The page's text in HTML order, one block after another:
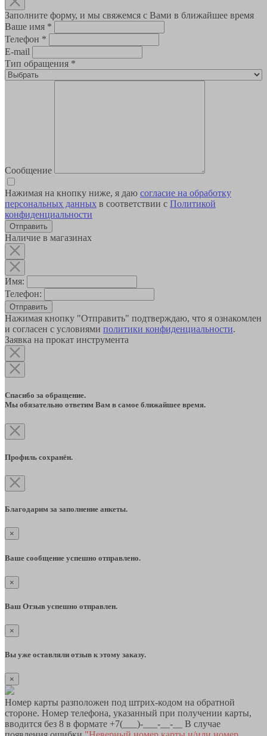
Заполните форму, и мы свяжемся с Вами в ближайшее время
Ваше имя *
Телефон *
E-mail
Тип обращения *
Сообщение
Нажимая на кнопку ниже, я даю согласие на обработку
персональных данных в соответствии с Политикой
конфиденциальности
Наличие в магазинах
Имя:
Телефон:
Отправить
Нажимая кнопку "Отправить" подтверждаю, что я ознакомлен
и согласен с условиями политики конфиденциальности.
Заявка на прокат инструмента
Спасибо за обращение.
Мы обязательно ответим Вам в самое ближайшее время.
Профиль сохранён.
Благодарим за заполнение анкеты.
×
Ваше сообщение успешно отправлено.
×
Ваш Отзыв успешно отправлен.
×
Вы уже оставляли отзыв к этому заказу.
×
Номер карты разположен под штрих-кодом на обратной
стороне. Номер телефона, указанный при получении карты,
вводится без 8 в формате +7(___)-___-__-__ В случае